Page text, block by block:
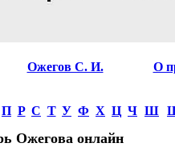
Ожегов С. И. О
П Р С Т У Ф Х Ц Ч Ш
Ожегова онлайн